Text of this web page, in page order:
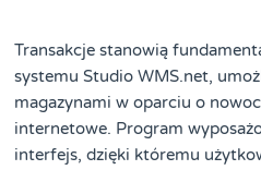
Transakcje stanowią
systemu Studio WMS.net,
magazynami w oparciu o
internetowe. Program
interfejs, dzięki któremu